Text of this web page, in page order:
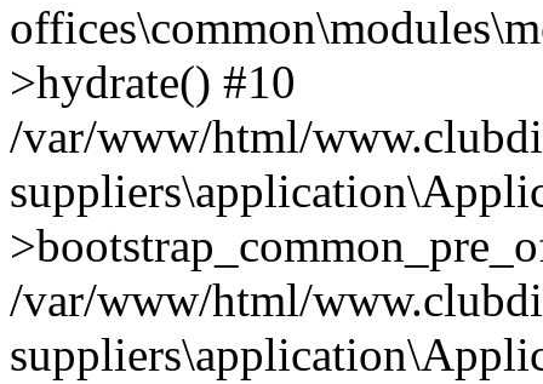
>hydrate() #10
/var/www/html/
/var/www/html/